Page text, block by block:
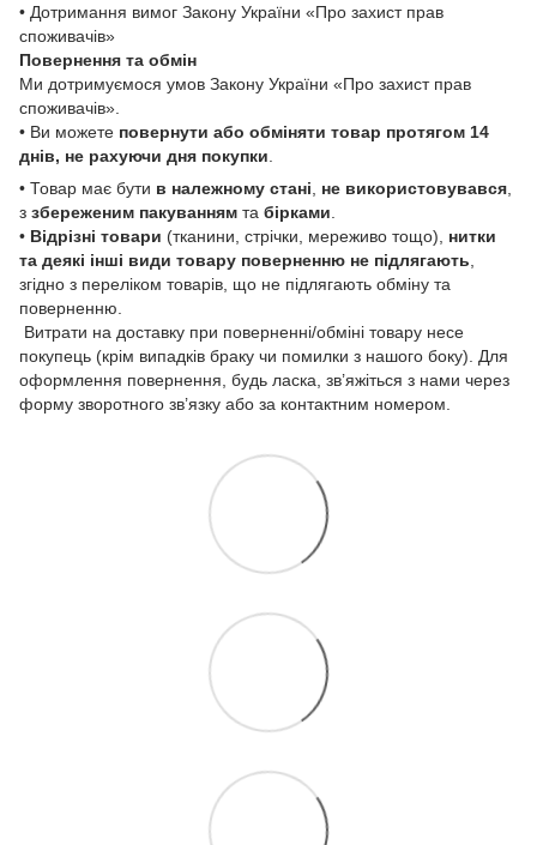
• Дотримання вимог Закону України «Про захист прав
споживачів»
Повернення та обмін
Ми дотримуємося умов Закону України «Про захист прав
споживачів».
• Ви можете повернути або обміняти товар протягом 14
днів, не рахуючи дня покупки
• Товар має бути в належному стані не використовувався
з збереженим пакуванням та бірками
• Відрізні товари (тканини, стрічки, мереживо тощо), нитки
та деякі інші види товару поверненню не підлягають
згідно з переліком товарів, що не підлягають обміну та
поверненню.
Витрати на доставку при поверненні/обміні товару несе
покупець (крім випадків браку чи помилки з нашого боку). Для
оформлення повернення, будь ласка, зв’яжіться з нами через
форму зворотного зв’язку або за контактним номером.